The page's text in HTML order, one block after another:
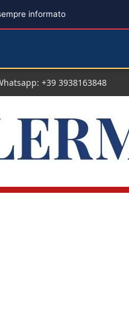
+39 3938163848
informato